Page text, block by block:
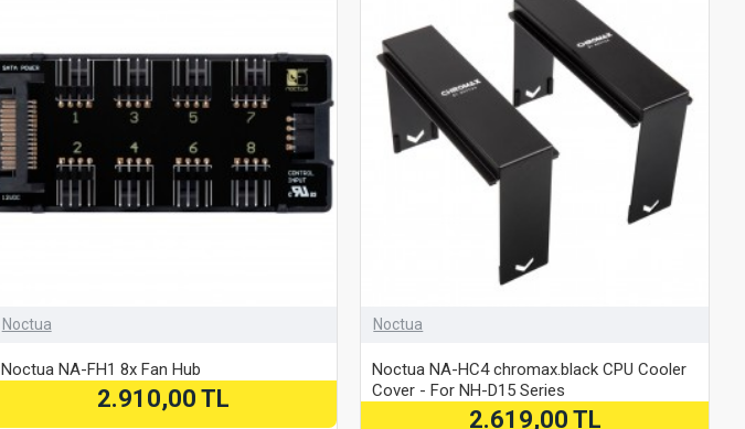
Noctua
Noctua NA-FH1 8x Fan Hub
2.910,00 TL
Noctua
Noctua NA-HC4 chromax.black CPU Cooler
Cover - For NH-D15 Series
2.619,00 TL